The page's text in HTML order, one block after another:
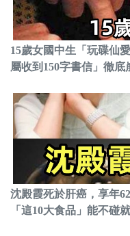
15歲女國中生「玩碟仙
屬收到150字書信」徹底
沈殿霞死於肝癌，享年
「這10大食品」能不碰